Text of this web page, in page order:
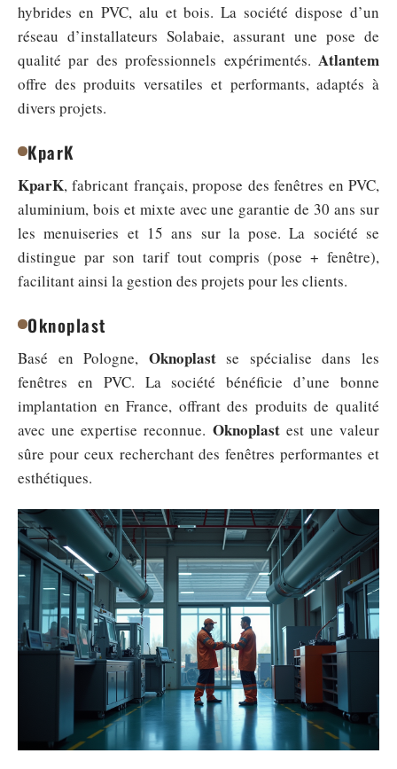
hybrides en PVC, alu et bois. La société dispose d’un
réseau d’installateurs Solabaie, assurant une pose de
qualité par des professionnels expérimentés. Atlantem
offre des produits versatiles et performants, adaptés à
divers projets.
KparK
KparK, fabricant français, propose des fenêtres en PVC,
aluminium, bois et mixte avec une garantie de 30 ans sur
les menuiseries et 15 ans sur la pose. La société se
distingue par son tarif tout compris (pose + fenêtre),
facilitant ainsi la gestion des projets pour les clients.
Oknoplast
Basé en Pologne, Oknoplastse spécialise dans les
fenêtres en PVC. La société bénéficie d’une bonne
implantation en France, offrant des produits de qualité
avec une expertise reconnue. Oknoplastest une valeur
sûre pour ceux recherchant des fenêtres performantes et
esthétiques.